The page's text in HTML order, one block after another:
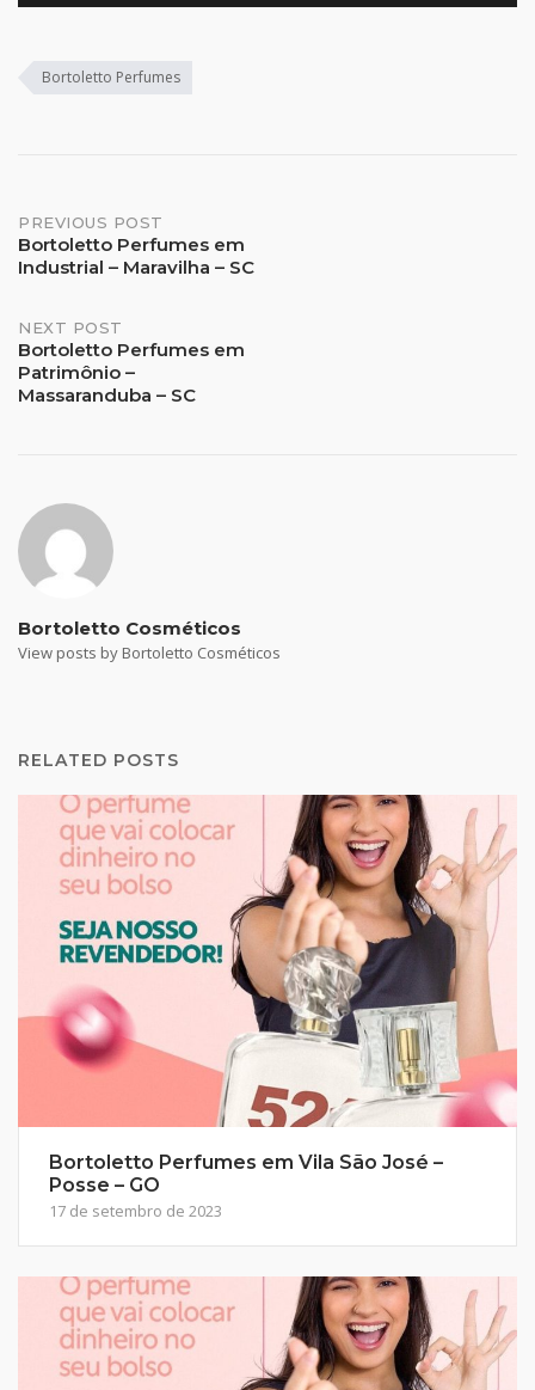
Bortoletto Perfumes
Post
navigation
PREVIOUS POST
Bortoletto Perfumes em
Industrial – Maravilha – SC
NEXT POST
Bortoletto Perfumes em
Patrimônio –
Massaranduba – SC
Bortoletto Cosméticos
View posts by Bortoletto Cosméticos
RELATED POSTS
Bortoletto Perfumes em Vila São José –
Posse – GO
17 de setembro de 2023